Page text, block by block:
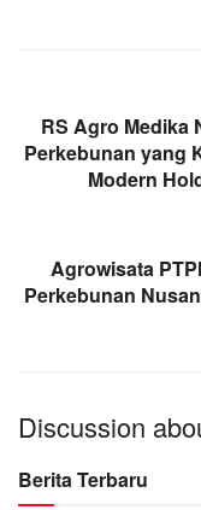
RS Agro Medika
Perkebunan yang
Modern
Agrowisata
Perkebunan
Discussion
Berita Terbaru